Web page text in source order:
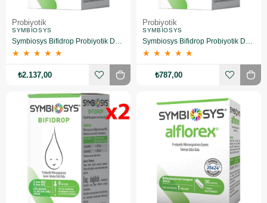
Probiyotik
SYMBIOSYS
Symbiosys Bifidrop Probiyotik Damla 8 ml 3 Adet
★ ★ ★ ★ ★
₺2.137,00
Probiyotik
SYMBIOSYS
Symbiosys Bifidrop Probiyotik Damla 8 ML
★ ★ ★ ★ ★
₺787,00